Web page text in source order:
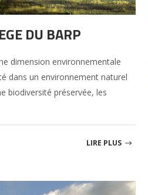
DU BARP
dimension environnementale
dans un environnement naturel
biodiversité préservée, les
LIRE PLUS